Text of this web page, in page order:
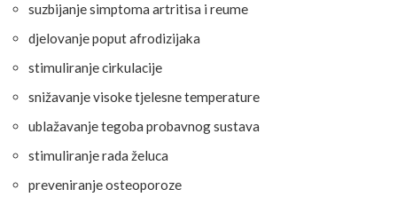
suzbijanje simptoma artritisa i reume
djelovanje poput afrodizijaka
stimuliranje cirkulacije
snižavanje visoke tjelesne temperature
ublažavanje tegoba probavnog sustava
stimuliranje rada želuca
preveniranje osteoporoze